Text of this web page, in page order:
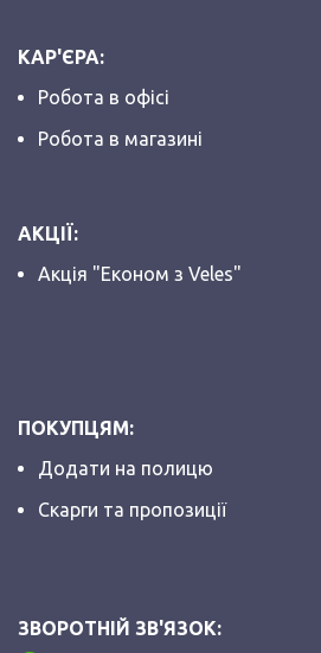
КАР'ЄРА:
Робота в офісі
Робота в магазині
АКЦІЇ:
Акція "Економ з Veles"
ПОКУПЦЯМ:
Додати на полицю
Скарги та пропозиції
ЗВОРОТНІЙ ЗВ'ЯЗОК: